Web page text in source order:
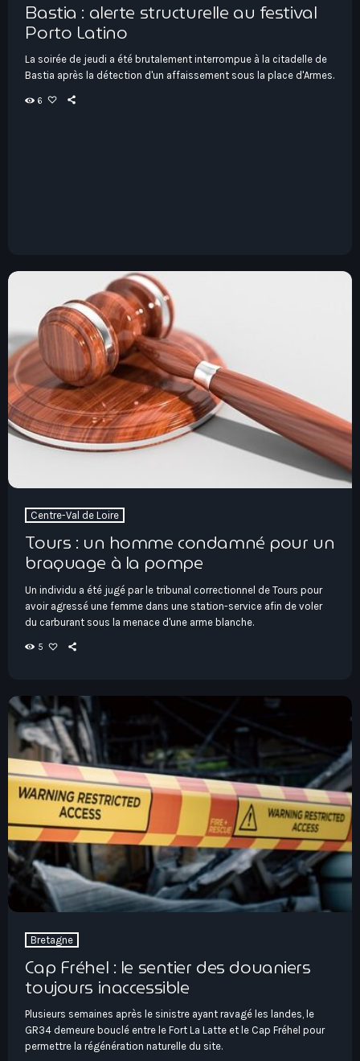
Bastia : alerte structurelle au festival
Porto Latino
La soirée de jeudi a été brutalement interrompue à la citadelle de
Bastia après la détection d'un affaissement sous la place d'Armes.
6
Centre-Val de Loire
Tours : un homme condamné pour un
braquage à la pompe
Un individu a été jugé par le tribunal correctionnel de Tours pour
avoir agressé une femme dans une station-service afin de voler
du carburant sous la menace d'une arme blanche.
5
Bretagne
Cap Fréhel : le sentier des douaniers
toujours inaccessible
Plusieurs semaines après le sinistre ayant ravagé les landes, le
GR34 demeure bouclé entre le Fort La Latte et le Cap Fréhel pour
permettre la régénération naturelle du site.